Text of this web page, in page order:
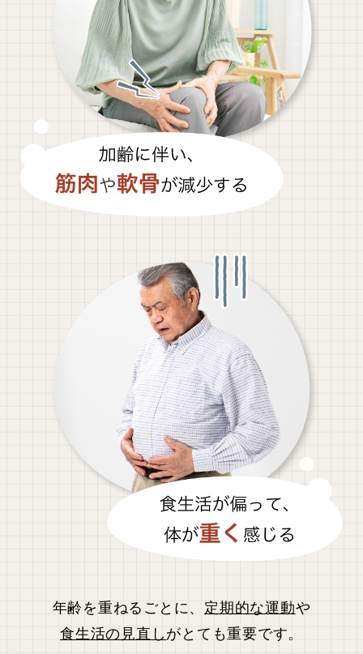
年齢を重ねるごとに、 定期的な運動や
食生活の見直し がとても重要です。